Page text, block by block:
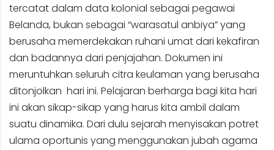
tercatat dalam data kolonial sebagai pegawai
Belanda, bukan sebagai “warasatul anbiya” yang
berusaha memerdekakan ruhani umat dari kekafiran
dan badannya dari penjajahan. Dokumen ini
meruntuhkan seluruh citra keulaman yang berusaha
ditonjolkan hari ini. Pelajaran berharga bagi kita hari
ini akan sikap-sikap yang harus kita ambil dalam
suatu dinamika. Dari dulu sejarah menyisakan potret
ulama oportunis yang menggunakan jubah agama